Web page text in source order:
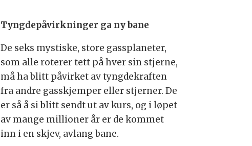
Tyngdepåvirkninger ga ny bane
De seks mystiske, store gassplaneter,
som alle roterer tett på hver sin stjerne,
må ha blitt påvirket av tyngdekraften
fra andre gasskjemper eller stjerner. De
er så å si blitt sendt ut av kurs, og i løpet
av mange millioner år er de kommet
inn i en skjev, avlang bane.